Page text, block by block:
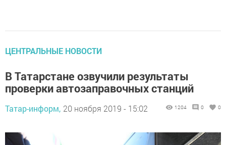
ЦЕНТРАЛЬНЫЕ НОВОСТИ
В Татарстане озвучили результаты
проверки автозаправочных станций
Татар-информ, 20 ноября 2019 - 15:02 1204 0 0